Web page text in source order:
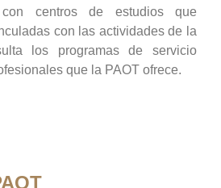
con centros de estudios que
con las actividades de la
los programas de servicio
que la PAOT ofrece.